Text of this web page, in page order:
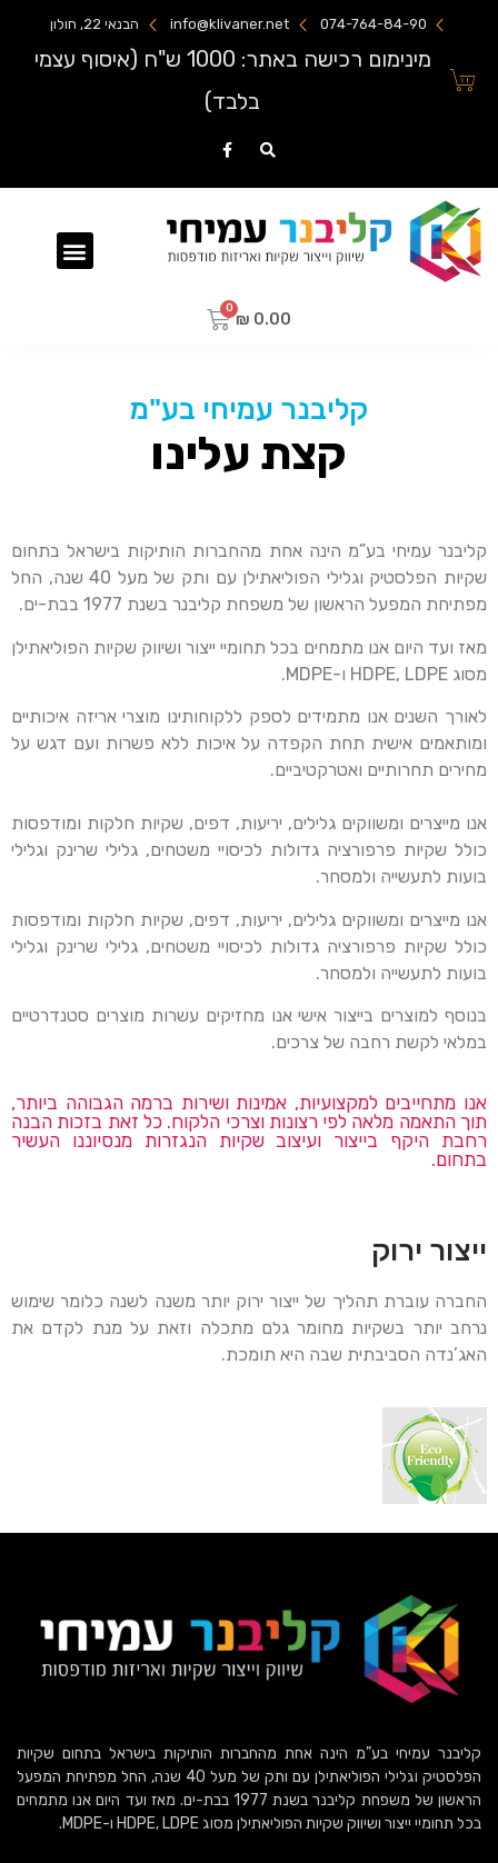
074-764-84-90
info@klivaner.net הבנאי 22, חולון
מינימום רכישה באתר: 1000 ש"ח (איסוף עצמי
בלבד)
₪ 0.00
קליבנר עמיחי בע"מ
קצת עלינו
קליבנר עמיחי בע”מ הינה אחת מהחברות הותיקות בישראל בתחום
שקיות הפלסטיק וגלילי הפוליאתילן עם ותק של מעל 40 שנה, החל
מפתיחת המפעל הראשון של משפחת קליבנר בשנת 1977 בבת-ים.
מאז ועד היום אנו מתמחים בכל תחומיי ייצור ושיווק שקיות הפוליאתילן
מסוג HDPE, LDPE ו-MDPE.
לאורך השנים אנו מתמידים לספק ללקוחותינו מוצרי אריזה איכותיים
ומותאמים אישית תחת הקפדה על איכות ללא פשרות ועם דגש על
מחירים תחרותיים ואטרקטיביים.
אנו מייצרים ומשווקים גלילים, יריעות, דפים, שקיות חלקות ומודפסות
כולל שקיות פרפורציה גדולות לכיסויי משטחים, גלילי שרינק וגלילי
בועות לתעשייה ולמסחר.
אנו מייצרים ומשווקים גלילים, יריעות, דפים, שקיות חלקות ומודפסות
כולל שקיות פרפורציה גדולות לכיסויי משטחים, גלילי שרינק וגלילי
בועות לתעשייה ולמסחר.
בנוסף למוצרים בייצור אישי אנו מחזיקים עשרות מוצרים סטנדרטיים
במלאי לקשת רחבה של צרכים.
אנו מתחייבים למקצועיות, אמינות ושירות ברמה הגבוהה ביותר,
תוך התאמה מלאה לפי רצונות וצרכי הלקוח. כל זאת בזכות הבנה
רחבת היקף בייצור ועיצוב שקיות הנגזרות מנסיוננו העשיר
בתחום.
ייצור ירוק
החברה עוברת תהליך של ייצור ירוק יותר משנה לשנה כלומר שימוש
נרחב יותר בשקיות מחומר גלם מתכלה וזאת על מנת לקדם את
האג’נדה הסביבתית שבה היא תומכת.
קליבנר עמיחי בע”מ הינה אחת מהחברות הותיקות בישראל בתחום שקיות
הפלסטיק וגלילי הפוליאתילן עם ותק של מעל 40 שנה, החל מפתיחת המפעל
הראשון של משפחת קליבנר בשנת 1977 בבת-ים. מאז ועד היום אנו מתמחים
בכל תחומיי ייצור ושיווק שקיות הפוליאתילן מסוג HDPE, LDPE ו-MDPE.